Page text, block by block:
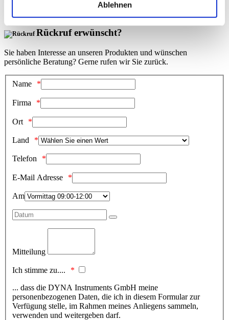
Ablehnen
Rückruf erwünscht?
Sie haben Interesse an unseren Produkten und wünschen
persönliche Beratung? Gerne rufen wir Sie zurück.
Name
Firma
Ort
Land
Telefon
E-Mail Adresse
Am
Mitteilung
Ich stimme zu....
... dass die DYNA Instruments GmbH meine
personenbezogenen Daten, die ich in diesem Formular zur
Verfügung stelle, im Rahmen meines Anliegens sammeln,
verwenden und weitergeben darf.